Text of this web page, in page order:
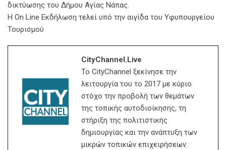
δικτύωσης του Δήμου Αγίας Νάπας.
Η Οn Line Εκδήλωση τελεί υπό την αιγίδα του Υφυπουργείου
Τουρισμού
CityChannel.live
Το CityChannel ξεκίνησε την
λειτουργία του το 2017 με κύριο
στόχο την προβολή των θεμάτων
της τοπικής αυτοδιοίκησης, τη
στήριξη της πολιτιστικής
δημιουργίας και την ανάπτυξη των
μικρών τοπικών επιχειρήσεων.